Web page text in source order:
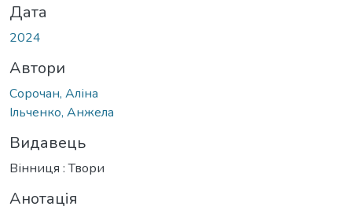
Дата
2024
Автори
Сорочан, Аліна
Ільченко, Анжела
Видавець
Вінниця : Твори
Анотація